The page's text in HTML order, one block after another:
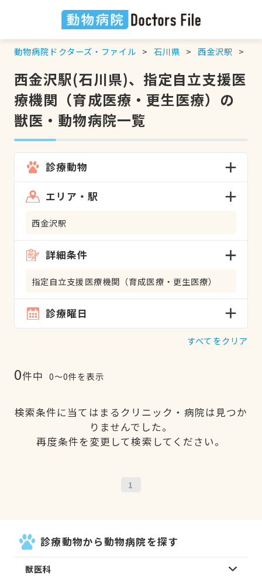
動物病院ドクターズ・ファイル 石川県 西金沢駅
西金沢駅(石川県)、指定自立支援医
療機関（育成医療・更生医療）の
獣医・動物病院一覧
診療動物
エリア・駅
西金沢駅
詳細条件
指定自立支援医療機関（育成医療・更生医療）
診療曜日
すべてをクリア
0件中 0〜0件を表示
検索条件に当てはまるクリニック・病院は見つか
りませんでした。
再度条件を変更して検索してください。
1
診療動物から動物病院を探す
獣医科